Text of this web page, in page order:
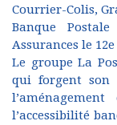
Courrier-Colis,
Banque
Assurances le
Le groupe La
qui forgent son
l’accessibilité